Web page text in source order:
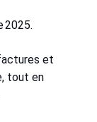
2025.
et
tout en